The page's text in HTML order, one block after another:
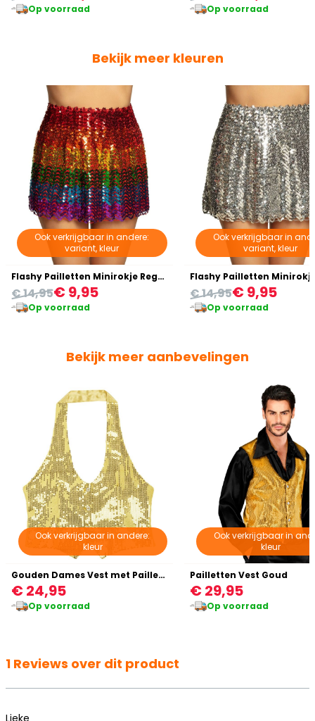
Op voorraad Op voorraad
Bekijk meer kleuren
Ook verkrijgbaar in andere:
variant, kleur
Flashy Pailletten Minirokje Regenboog
€ 9,95
€ 14,95
Op voorraad
Ook verkrijgbaar in
variant, kleur
Flashy Pailletten
€ 9,95
€ 14,95
Op voorraad
Bekijk meer aanbevelingen
Ook verkrijgbaar in andere:
kleur
Gouden Dames Vest met Pailletten
€ 24,95
Op voorraad
Ook verkrijgbaar in
kleur
Pailletten Vest Goud
€ 29,95
Op voorraad
1 Reviews over dit product